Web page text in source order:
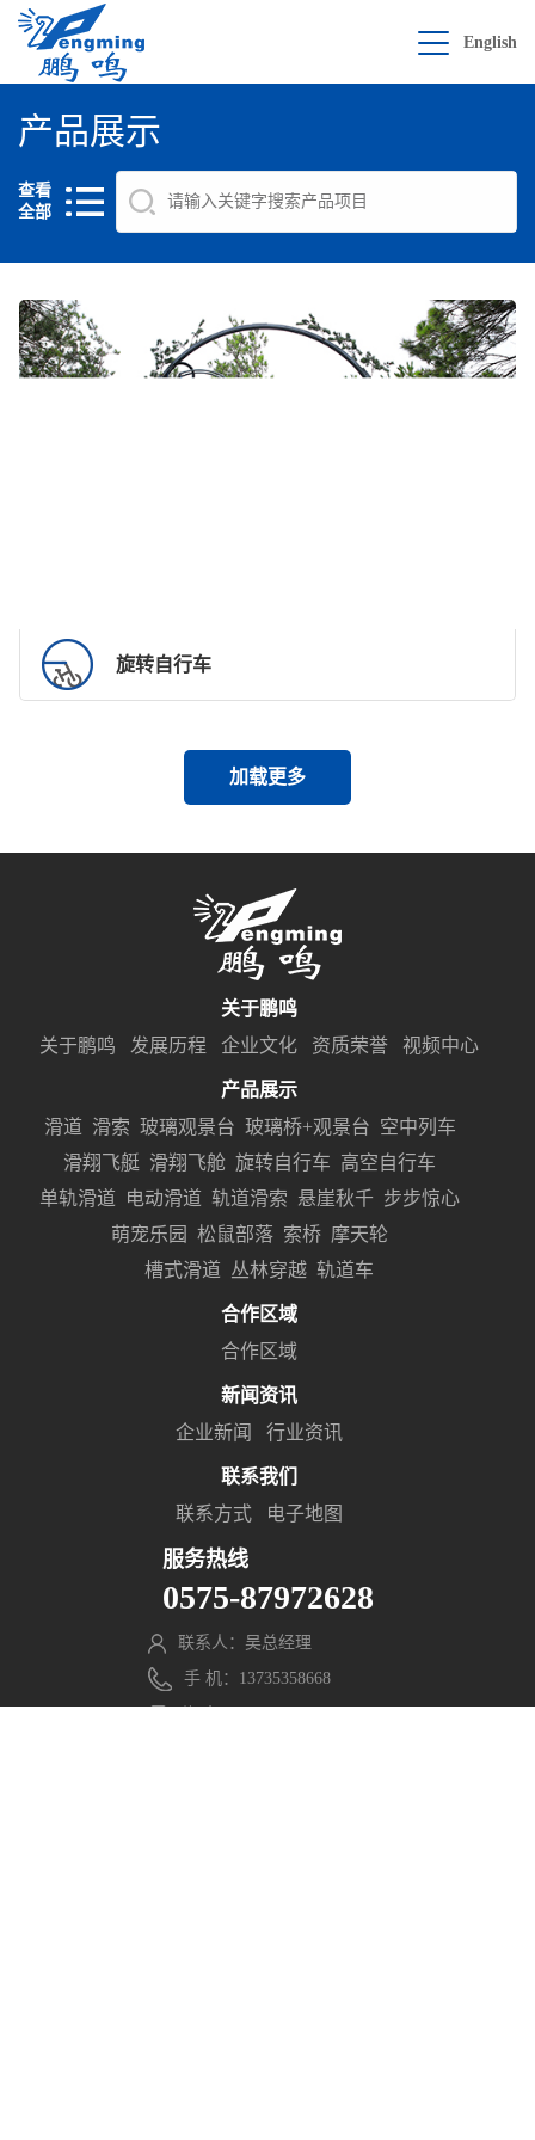
English
产品展示
查看
全部
旋转自行车
加载更多
关于鹏鸣
关于鹏鸣
发展历程 企业文化 资质荣誉 视频中心
产品展示
滑道 滑索 玻璃观景台 玻璃桥+观景台 空中列车
滑翔飞艇 滑翔飞舱 旋转自行车 高空自行车
单轨滑道
电动滑道 轨道滑索 悬崖秋千 步步惊心
萌宠乐园
松鼠部落 索桥 摩天轮
槽式滑道 丛林穿越 轨道车
合作区域
合作区域
新闻资讯
企业新闻
行业资讯
联系我们
联系方式
电子地图
服务热线
0575-87972628
联系人：吴总经理
手 机：13735358668